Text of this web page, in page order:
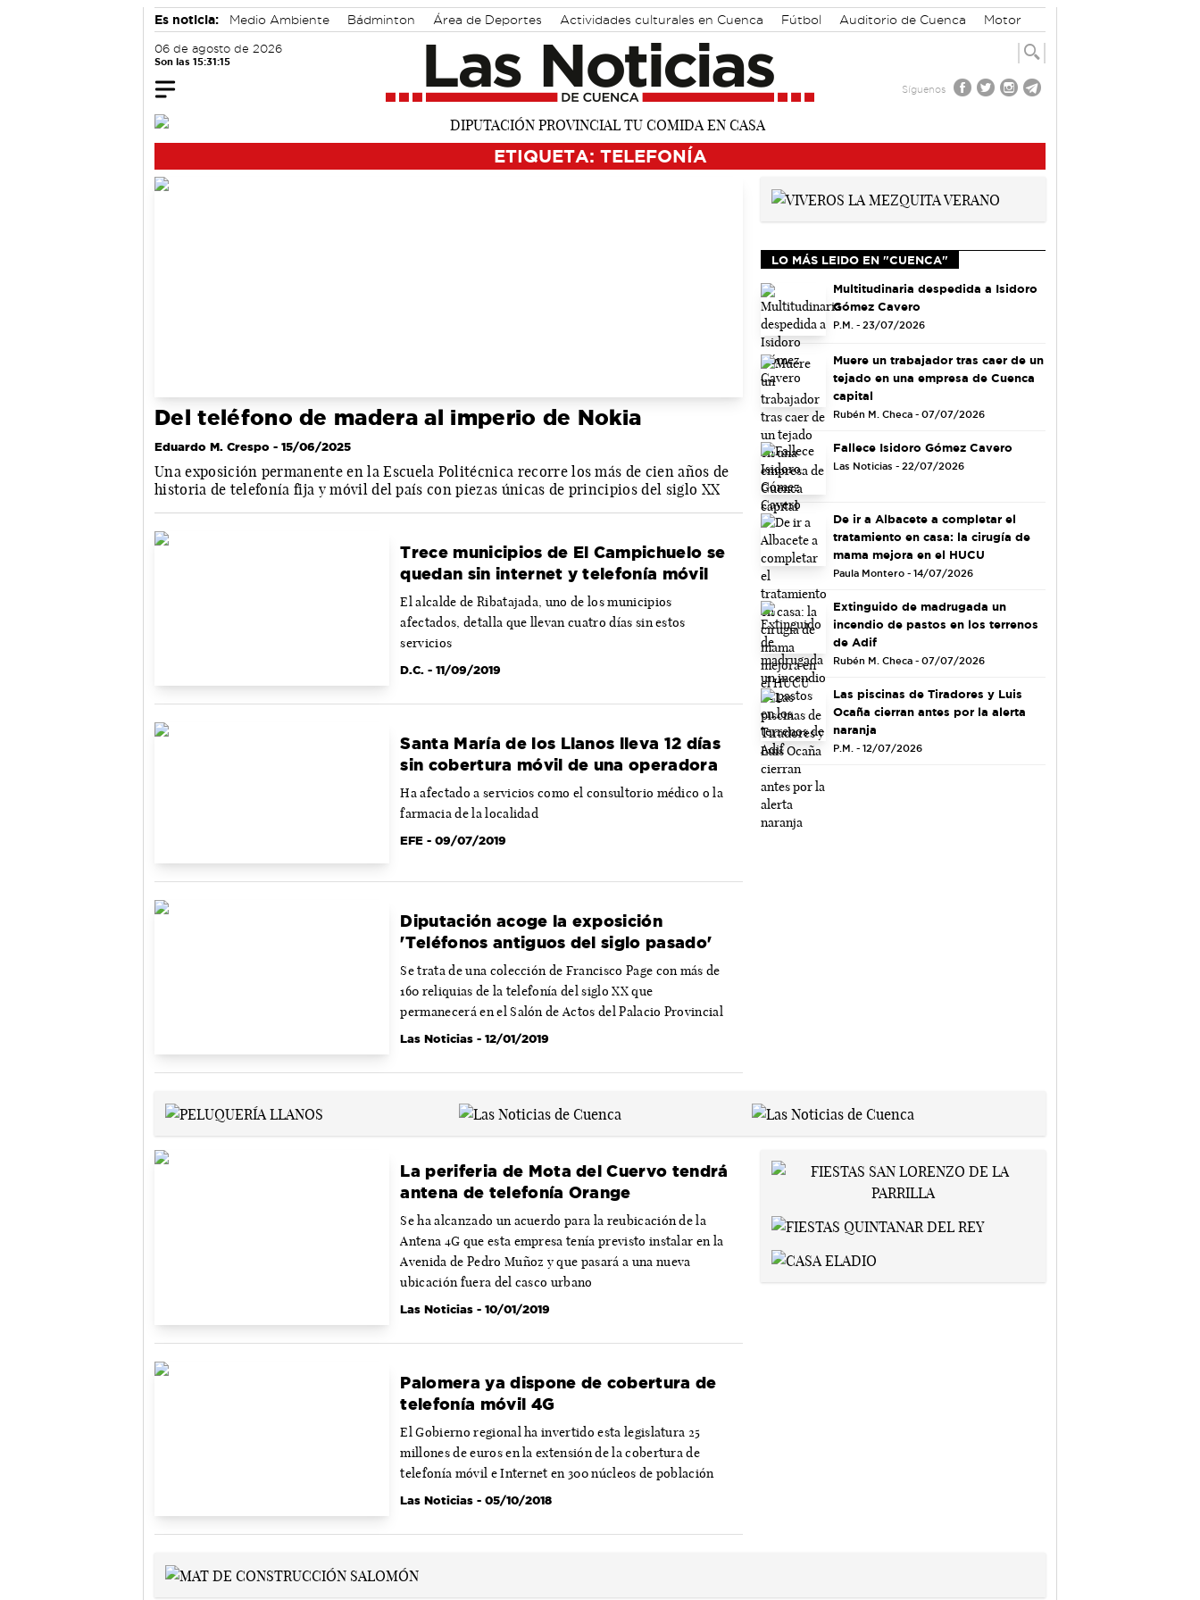
Es noticia: Medio Ambiente Bádminton Área de Deportes Actividades culturales en Cuenca Fútbol Auditorio de Cuenca Motor
06 de agosto de 2026
Son las 15:31:16
Síguenos
ETIQUETA: TELEFONÍA
Del teléfono de madera al imperio de Nokia
Eduardo M. Crespo - 15/06/2025
Una exposición permanente en la Escuela Politécnica recorre los más de cien años de
historia de telefonía fija y móvil del país con piezas únicas de principios del siglo XX
Trece municipios de El Campichuelo se
quedan sin internet y telefonía móvil
El alcalde de Ribatajada, uno de los municipios
afectados, detalla que llevan cuatro días sin estos
servicios
D.C. - 11/09/2019
Santa María de los Llanos lleva 12 días
sin cobertura móvil de una operadora
Ha afectado a servicios como el consultorio médico o la
farmacia de la localidad
EFE - 09/07/2019
Diputación acoge la exposición
'Teléfonos antiguos del siglo pasado'
Se trata de una colección de Francisco Page con más de
160 reliquias de la telefonía del siglo XX que
permanecerá en el Salón de Actos del Palacio Provincial
Las Noticias - 12/01/2019
LO MÁS LEIDO EN "CUENCA"
Multitudinaria despedida a Isidoro
Gómez Cavero
P.M. - 23/07/2026
Muere un trabajador tras caer de un
tejado en una empresa de Cuenca
capital
Rubén M. Checa - 07/07/2026
Fallece Isidoro Gómez Cavero
Las Noticias - 22/07/2026
De ir a Albacete a completar el
tratamiento en casa: la cirugía de
mama mejora en el HUCU
Paula Montero - 14/07/2026
Extinguido de madrugada un
incendio de pastos en los terrenos
de Adif
Rubén M. Checa - 07/07/2026
Las piscinas de Tiradores y Luis
Ocaña cierran antes por la alerta
naranja
P.M. - 12/07/2026
La periferia de Mota del Cuervo tendrá
antena de telefonía Orange
Se ha alcanzado un acuerdo para la reubicación de la
Antena 4G que esta empresa tenía previsto instalar en la
Avenida de Pedro Muñoz y que pasará a una nueva
ubicación fuera del casco urbano
Las Noticias - 10/01/2019
Palomera ya dispone de cobertura de
telefonía móvil 4G
El Gobierno regional ha invertido esta legislatura 25
millones de euros en la extensión de la cobertura de
telefonía móvil e Internet en 300 núcleos de población
Las Noticias - 05/10/2018